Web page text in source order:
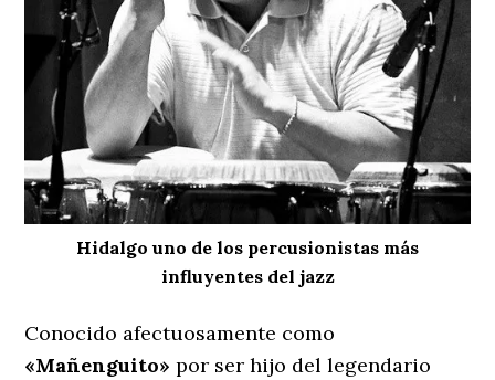
Hidalgo uno de los percusionistas más
influyentes del jazz
Conocido afectuosamente como
«Mañenguito» por ser hijo del legendario